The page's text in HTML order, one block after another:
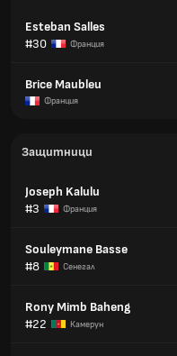
Esteban Salles
#30
Франция
Brice Maubleu
Франция
Защитници
Joseph Kalulu
#3
Франция
Souleymane Basse
#8
Сенегал
Rony Mimb Baheng
#22
Камерун